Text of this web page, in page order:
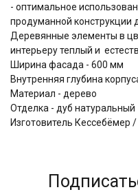
- оптимальное
продуманной конструкции
Деревянные элементы в
интерьеру теплый и
Ширина фасада - 600 мм
Внутренняя глубина
Материал - дерево
Отделка - дуб натуральный
Изготовитель Кессебёмер